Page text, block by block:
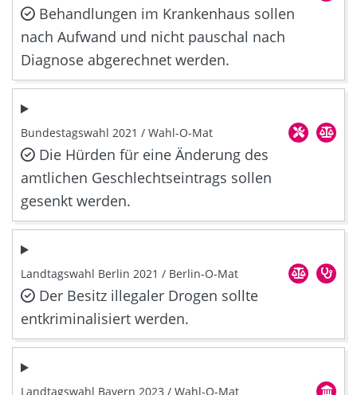
Behandlungen im Krankenhaus sollen
nach Aufwand und nicht pauschal nach
Diagnose abgerechnet werden.
Bundestagswahl 2021 / Wahl-O-Mat
Die Hürden für eine Änderung des
amtlichen Geschlechtseintrags sollen
gesenkt werden.
Landtagswahl Berlin 2021 / Berlin-O-Mat
Der Besitz illegaler Drogen sollte
entkriminalisiert werden.
Landtagswahl Bayern 2023 / Wahl-O-Mat